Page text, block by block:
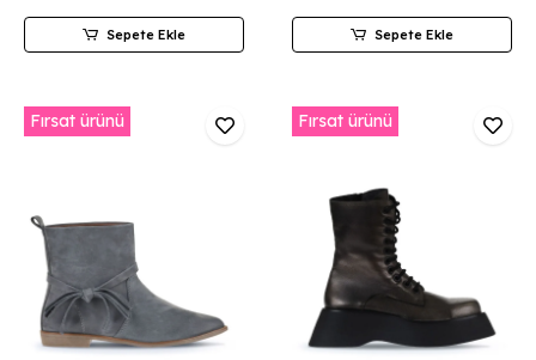
Sepete Ekle Sepete Ekle
Fırsat ürünü Fırsat ürünü